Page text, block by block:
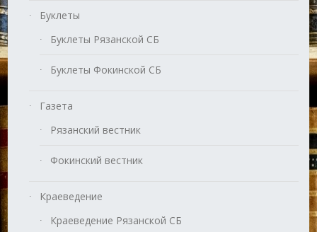
Буклеты
Буклеты Рязанской СБ
Буклеты Фокинской СБ
Газета
Рязанский вестник
Фокинский вестник
Краеведение
Краеведение Рязанской СБ